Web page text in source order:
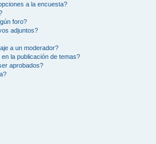
a la encuesta?
foro?
adjuntos?
a un moderador?
la publicación de temas?
aprobados?